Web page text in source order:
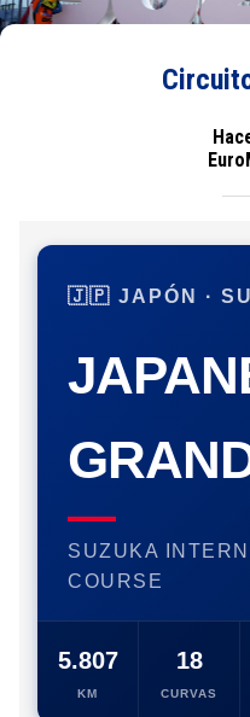
🇯🇵 JAPÓN ·
SUZUKA
COURSE
5.807
KM
18
CURVAS